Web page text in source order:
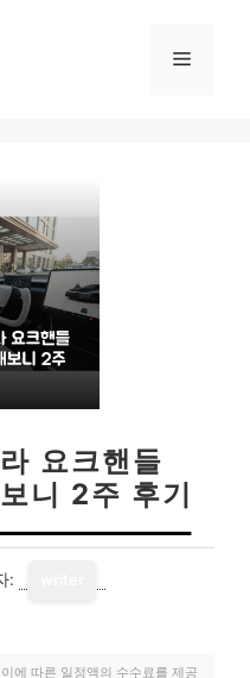
메
요크핸들
니 2주 후기
:
에 따른 일정액의 수수료를 제공